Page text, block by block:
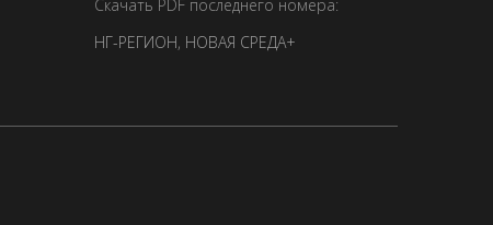
Скачать PDF последнего номера:
НГ-РЕГИОН, НОВАЯ СРЕДА+